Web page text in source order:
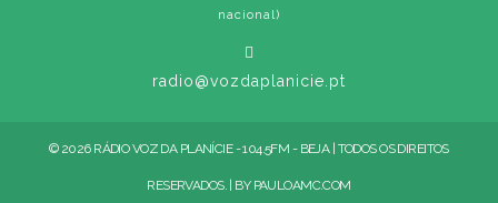
nacional)
radio@vozdaplanicie.pt
© 2026 RÁDIO VOZ DA PLANÍCIE - 104.5FM - BEJA | TODOS OS DIREITOS
RESERVADOS. | BY PAULOAMC.COM